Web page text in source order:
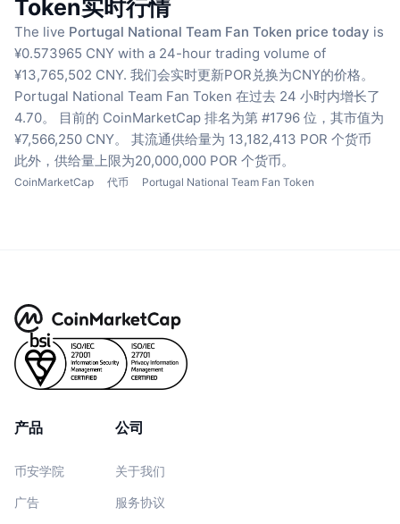
Token实时行情
The live Portugal National Team Fan Token price today is
¥0.573965 CNY with a 24-hour trading volume of
¥13,765,502 CNY. 我们会实时更新POR兑换为CNY的价格。
Portugal National Team Fan Token 在过去 24 小时内增长了
4.70。
目前的 CoinMarketCap 排名为第 #1796 位，其市值为
¥7,566,250 CNY。
其流通供给量为 13,182,413 POR 个货币
此外，供给量上限为20,000,000 POR 个货币。
CoinMarketCap 代币 Portugal National Team Fan Token
产品
币安学院
广告
公司
关于我们
服务协议